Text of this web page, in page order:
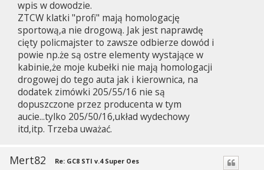
wpis w dowodzie.
ZTCW klatki "profi" mają homologację
sportową,a nie drogową. Jak jest naprawdę
cięty policmajster to zawsze odbierze dowód i
powie np.że są ostre elementy wystające w
kabinie,że moje kubełki nie mają homologacji
drogowej do tego auta jak i kierownica, na
dodatek zimówki 205/55/16 nie są
dopuszczone przez producenta w tym
aucie...tylko 205/50/16,układ wydechowy
itd,itp. Trzeba uważać.
Mert82 Re: GC8 STI v.4 Super Oes